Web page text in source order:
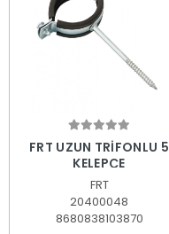
Sepete Ekle
FRT UZUN TRİFONLU 5
KELEPÇE
FRT
20400048
8680838103870